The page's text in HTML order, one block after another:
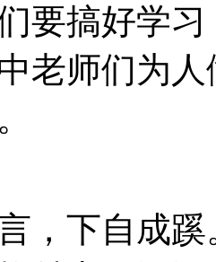
要搞好学
老师们为
下自成蹊